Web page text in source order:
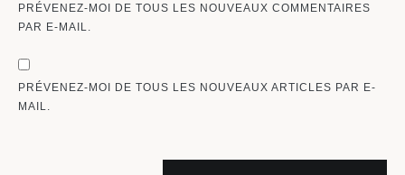
PRÉVENEZ-MOI DE TOUS LES NOUVEAUX COMMENTAIRES
PAR E-MAIL.
PRÉVENEZ-MOI DE TOUS LES NOUVEAUX ARTICLES PAR E-
MAIL.